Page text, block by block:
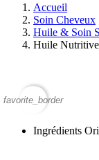
Accueil
Soin Cheveux
Huile & Soin
Huile
favorite_border
Ingrédients